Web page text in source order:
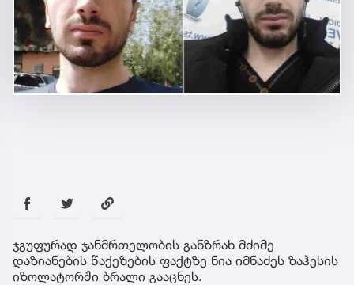
ჯგუფურად ჯანმრთელობის განზრახ მძიმე
დაზიანების წაქეზების ფაქტზე ნია იმნაძეს ზაჰესის
იზოლატორში ბრალი გააცნეს.